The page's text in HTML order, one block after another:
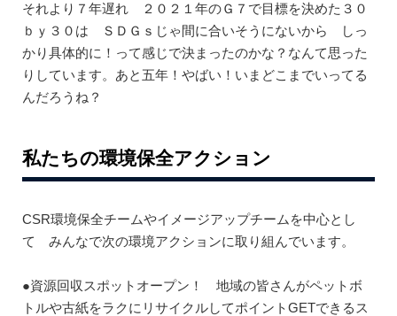
それより７年遅れ ２０２１年のＧ７で目標を決めた３０
ｂｙ３０は ＳＤＧｓじゃ間に合いそうにないから しっ
かり具体的に！って感じで決まったのかな？なんて思った
りしています。あと五年！やばい！いまどこまでいってる
んだろうね？
私たちの環境保全アクション
CSR環境保全チームやイメージアップチームを中心とし
て みんなで次の環境アクションに取り組んでいます。
●資源回収スポットオープン！ 地域の皆さんがペットボ
トルや古紙をラクにリサイクルしてポイントGETできるス